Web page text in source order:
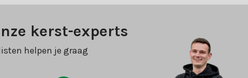
kerst-experts
helpen je graag